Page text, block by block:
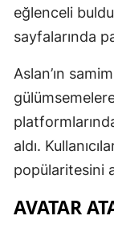
eğlenceli
sayfalarında
Aslan’ın
aldı.
popülaritesini
AVATAR